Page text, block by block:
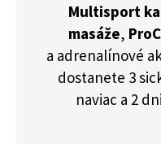
Multisport
masáže,
a adrenalínové
dostanete 3
naviac a 2